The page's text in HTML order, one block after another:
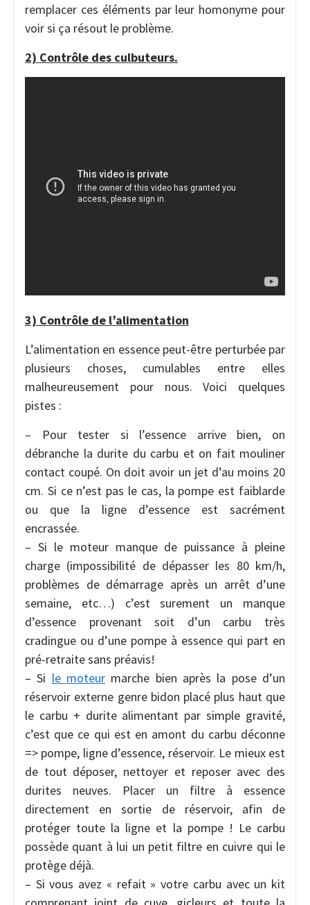
remplacer ces éléments par leur homonyme pour
voir si ça résout le problème.
2) Contrôle des culbuteurs.
3) Contrôle de l’alimentation
L’alimentation en essence peut-être perturbée par
plusieurs choses, cumulables entre elles
malheureusement pour nous. Voici quelques
pistes :
– Pour tester si l’essence arrive bien, on
débranche la durite du carbu et on fait mouliner
contact coupé. On doit avoir un jet d’au moins 20
cm. Si ce n’est pas le cas, la pompe est faiblarde
ou que la ligne d’essence est sacrément
encrassée.
– Si le moteur manque de puissance à pleine
charge (impossibilité de dépasser les 80 km/h,
problèmes de démarrage après un arrêt d’une
semaine, etc…) c’est surement un manque
d’essence provenant soit d’un carbu très
cradingue ou d’une pompe à essence qui part en
pré-retraite sans préavis!
– Si le moteur marche bien après la pose d’un
réservoir externe genre bidon placé plus haut que
le carbu + durite alimentant par simple gravité,
c’est que ce qui est en amont du carbu déconne
=> pompe, ligne d’essence, réservoir. Le mieux est
de tout déposer, nettoyer et reposer avec des
durites neuves. Placer un filtre à essence
directement en sortie de réservoir, afin de
protéger toute la ligne et la pompe ! Le carbu
possède quant à lui un petit filtre en cuivre qui le
protège déjà.
– Si vous avez « refait » votre carbu avec un kit